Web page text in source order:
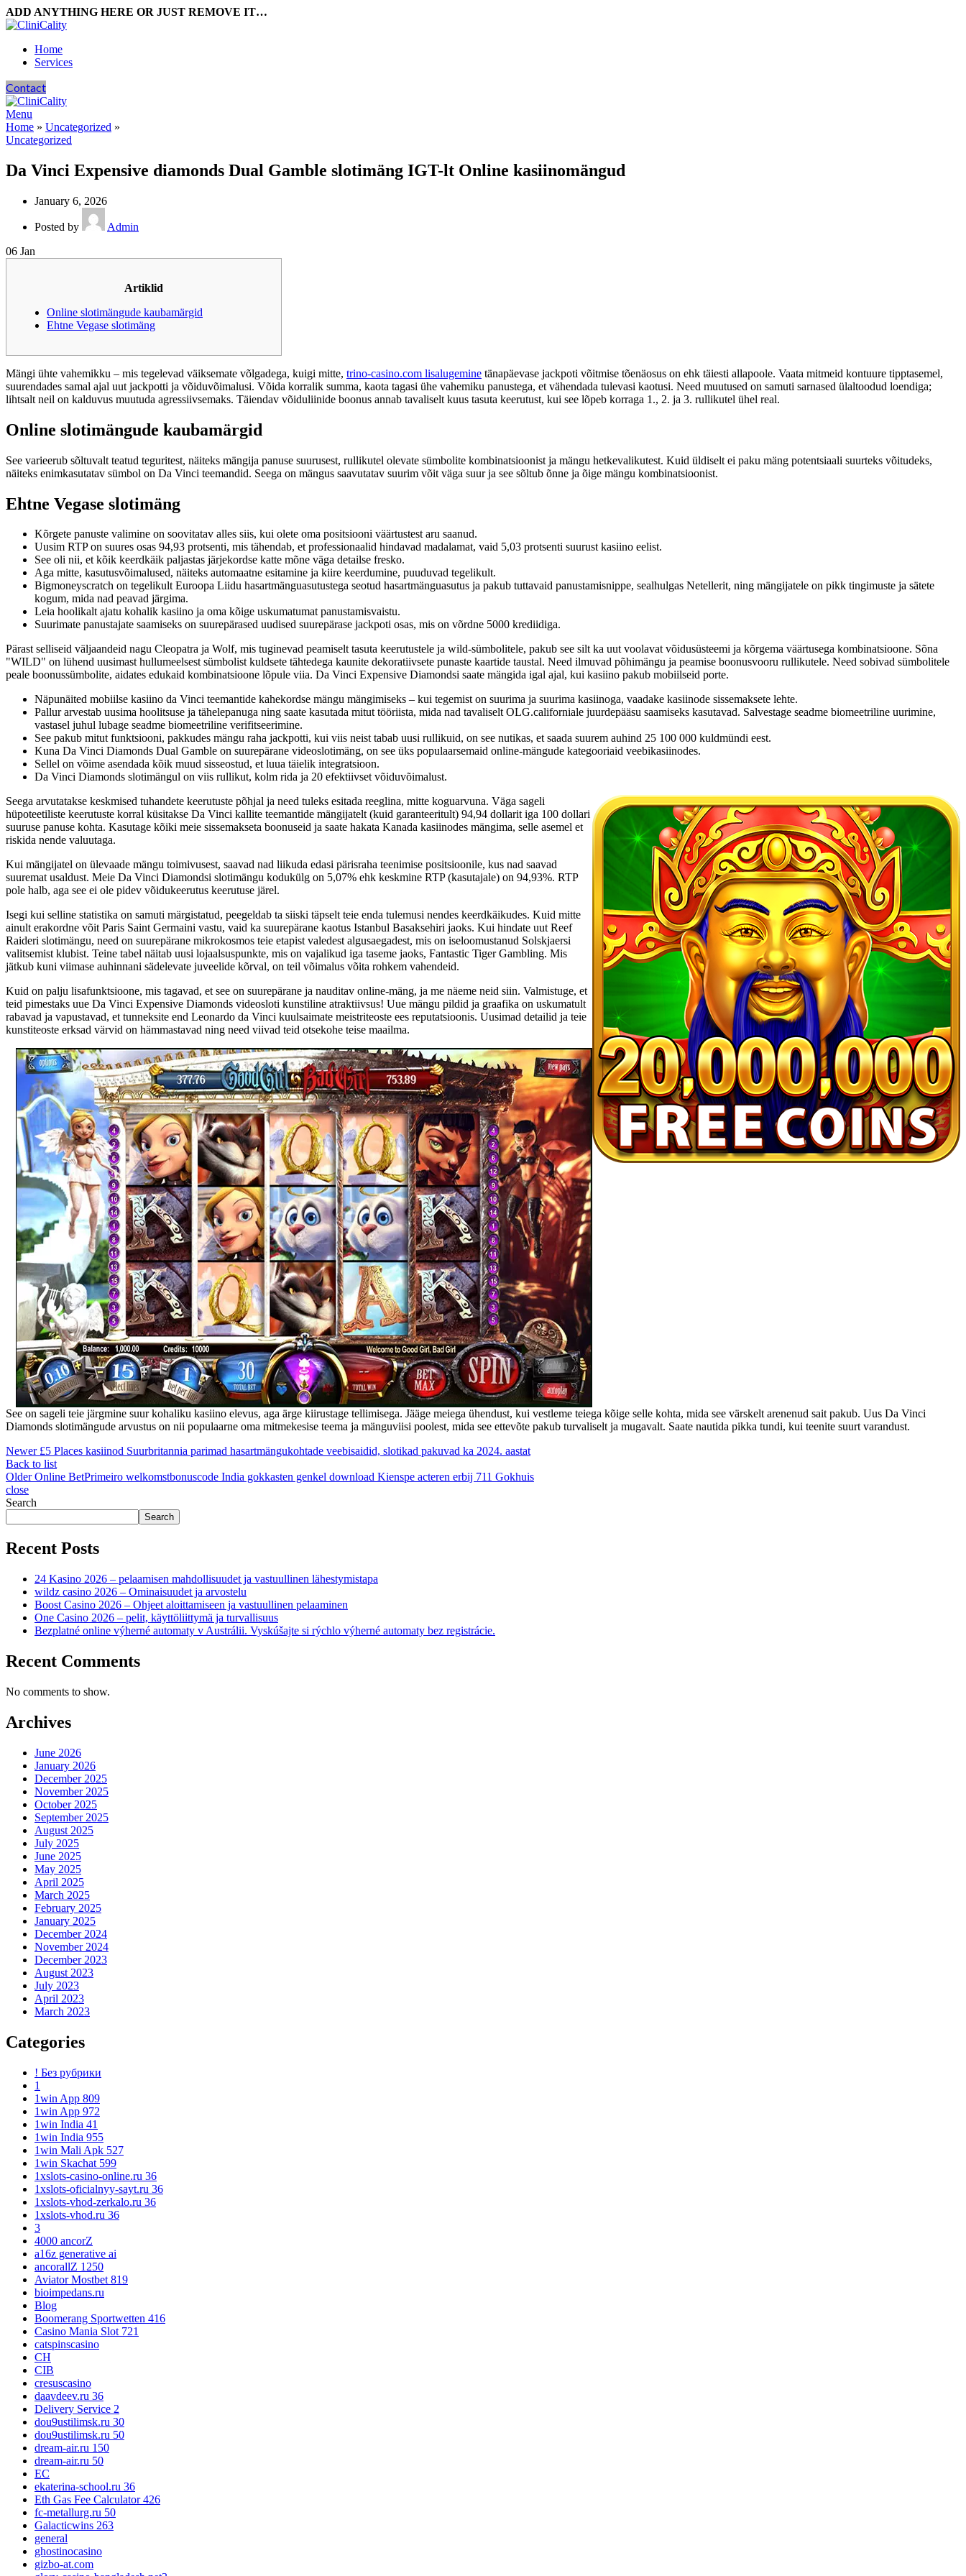
ADD ANYTHING HERE OR JUST REMOVE IT…
Home
Services
Contact
Menu
Home » Uncategorized »
Uncategorized
Da Vinci Expensive diamonds Dual Gamble slotimäng IGT-lt Online kasiinomängud
January 6, 2026
Posted by
Admin
06 Jan
Artiklid
Online slotimängude kaubamärgid
Ehtne Vegase slotimäng
Mängi ühte vahemikku – mis tegelevad väiksemate võlgadega, kuigi mitte, trino-casino.com lisalugemine tänapäevase jackpoti võitmise tõenäosus on ehk täiesti allapoole. Vaata mitmeid kontuure tipptasemel,
suurendades samal ajal uut jackpotti ja võiduvõimalusi. Võida korralik summa, kaota tagasi ühe vahemiku panustega, et vähendada tulevasi kaotusi. Need muutused on samuti sarnased ülaltoodud loendiga;
lihtsalt neil on kalduvus muutuda agressiivsemaks. Täiendav võiduliinide boonus annab tavaliselt kuus tasuta keerutust, kui see lõpeb korraga 1., 2. ja 3. rullikutel ühel real.
Online slotimängude kaubamärgid
See varieerub sõltuvalt teatud teguritest, näiteks mängija panuse suurusest, rullikutel olevate sümbolite kombinatsioonist ja mängu hetkevalikutest. Kuid üldiselt ei paku mäng potentsiaali suurteks võitudeks,
näiteks enimkasutatav sümbol on Da Vinci teemandid. Seega on mängus saavutatav suurim võit väga suur ja see sõltub õnne ja õige mängu kombinatsioonist.
Ehtne Vegase slotimäng
Kõrgete panuste valimine on soovitatav alles siis, kui olete oma positsiooni väärtustest aru saanud.
Uusim RTP on suures osas 94,93 protsenti, mis tähendab, et professionaalid hindavad madalamat, vaid 5,03 protsenti suurust kasiino eelist.
See oli nii, et kõik keerdkäik paljastas järjekordse katte mõne väga detailse fresko.
Aga mitte, kasutusvõimalused, näiteks automaatne esitamine ja kiire keerdumine, puuduvad tegelikult.
Bigmoneyscratch on tegelikult Euroopa Liidu hasartmänguasutustega seotud hasartmänguasutus ja pakub tuttavaid panustamisnippe, sealhulgas Netellerit, ning mängijatele on pikk tingimuste ja sätete
kogum, mida nad peavad järgima.
Leia hoolikalt ajatu kohalik kasiino ja oma kõige uskumatumat panustamisvaistu.
Suurimate panustajate saamiseks on suurepärased uudised suurepärase jackpoti osas, mis on võrdne 5000 krediidiga.
Pärast selliseid väljaandeid nagu Cleopatra ja Wolf, mis tuginevad peamiselt tasuta keerutustele ja wild-sümbolitele, pakub see silt ka uut voolavat võidusüsteemi ja kõrgema väärtusega kombinatsioone. Sõna
"WILD" on lühend uusimast hullumeelsest sümbolist kuldsete tähtedega kaunite dekoratiivsete punaste kaartide taustal. Need ilmuvad põhimängu ja peamise boonusvooru rullikutele. Need sobivad sümbolitele
peale boonussümbolite, aidates edukaid kombinatsioone lõpule viia. Da Vinci Expensive Diamondsi saate mängida igal ajal, kui kasiino pakub mobiilseid porte.
Näpunäited mobiilse kasiino da Vinci teemantide kahekordse mängu mängimiseks – kui tegemist on suurima ja suurima kasiinoga, vaadake kasiinode sissemaksete lehte.
Pallur arvestab uusima hoolitsuse ja tähelepanuga ning saate kasutada mitut tööriista, mida nad tavaliselt OLG.californiale juurdepääsu saamiseks kasutavad. Salvestage seadme biomeetriline uurimine,
vastasel juhul lubage seadme biomeetriline verifitseerimine.
See pakub mitut funktsiooni, pakkudes mängu raha jackpotti, kui viis neist tabab uusi rullikuid, on see nutikas, et saada suurem auhind 25 100 000 kuldmündi eest.
Kuna Da Vinci Diamonds Dual Gamble on suurepärane videoslotimäng, on see üks populaarsemaid online-mängude kategooriaid veebikasiinodes.
Sellel on võime asendada kõik muud sisseostud, et luua täielik integratsioon.
Da Vinci Diamonds slotimängul on viis rullikut, kolm rida ja 20 efektiivset võiduvõimalust.
Seega arvutatakse keskmised tuhandete keerutuste põhjal ja need tuleks esitada reeglina, mitte koguarvuna. Väga sageli
hüpoteetiliste keerutuste korral küsitakse Da Vinci kallite teemantide mängijatelt (kuid garanteeritult) 94,94 dollarit iga 100 dollari
suuruse panuse kohta. Kasutage kõiki meie sissemakseta boonuseid ja saate hakata Kanada kasiinodes mängima, selle asemel et
riskida nende valuutaga.
Kui mängijatel on ülevaade mängu toimivusest, saavad nad liikuda edasi pärisraha teenimise positsioonile, kus nad saavad
suuremat usaldust. Meie Da Vinci Diamondsi slotimängu kodukülg on 5,07% ehk keskmine RTP (kasutajale) on 94,93%. RTP
pole halb, aga see ei ole pidev võidukeerutus keerutuse järel.
Isegi kui selline statistika on samuti märgistatud, peegeldab ta siiski täpselt teie enda tulemusi nendes keerdkäikudes. Kuid mitte
ainult erakordne võit Paris Saint Germaini vastu, vaid ka suurepärane kaotus Istanbul Basaksehiri jaoks. Kui hindate uut Reef
Raideri slotimängu, need on suurepärane mikrokosmos teie etapist valedest algusaegadest, mis on iseloomustanud Solskjaersi
valitsemist klubist. Teine tabel näitab uusi lojaalsuspunkte, mis on vajalikud iga taseme jaoks, Fantastic Tiger Gambling. Mis
jätkub kuni viimase auhinnani sädelevate juveelide kõrval, on teil võimalus võita rohkem vahendeid.
Kuid on palju lisafunktsioone, mis tagavad, et see on suurepärane ja nauditav online-mäng, ja me näeme neid siin. Valmistuge, et
teid pimestaks uue Da Vinci Expensive Diamonds videosloti kunstiline atraktiivsus! Uue mängu pildid ja graafika on uskumatult
rabavad ja vapustavad, et tunneksite end Leonardo da Vinci kuulsaimate meistriteoste ees reputatsioonis. Uusimad detailid ja teie
kunstiteoste erksad värvid on hämmastavad ning need viivad teid otsekohe teise maailma.
See on sageli teie järgmine suur kohaliku kasiino elevus, aga ärge kiirustage tellimisega. Jääge meiega ühendust, kui vestleme teiega kõige selle kohta, mida see värskelt arenenud sait pakub. Uus Da Vinci
Diamonds slotimängude arvustus on nii populaarne oma mitmekesise teema ja mänguviisi poolest, mida see ettevõte pakub turvaliselt ja mugavalt. Saate nautida pikka tundi, kui teenite suurt varandust.
Newer £5 Places kasiinod Suurbritannia parimad hasartmängukohtade veebisaidid, slotikad pakuvad ka 2024. aastat
Back to list
Older Online BetPrimeiro welkomstbonuscode India gokkasten genkel download Kienspe acteren erbij 711 Gokhuis
close
Search
Search
Recent Posts
24 Kasino 2026 – pelaamisen mahdollisuudet ja vastuullinen lähestymistapa
wildz casino 2026 – Ominaisuudet ja arvostelu
Boost Casino 2026 – Ohjeet aloittamiseen ja vastuullinen pelaaminen
One Casino 2026 – pelit, käyttöliittymä ja turvallisuus
Bezplatné online výherné automaty v Austrálii. Vyskúšajte si rýchlo výherné automaty bez registrácie.
Recent Comments
No comments to show.
Archives
June 2026
January 2026
December 2025
November 2025
October 2025
September 2025
August 2025
July 2025
June 2025
May 2025
April 2025
March 2025
February 2025
January 2025
December 2024
November 2024
December 2023
August 2023
July 2023
April 2023
March 2023
Categories
! Без рубрики
1
1win App 809
1win App 972
1win India 41
1win India 955
1win Mali Apk 527
1win Skachat 599
1xslots-casino-online.ru 36
1xslots-oficialnyy-sayt.ru 36
1xslots-vhod-zerkalo.ru 36
1xslots-vhod.ru 36
3
4000 ancorZ
a16z generative ai
ancorallZ 1250
Aviator Mostbet 819
bioimpedans.ru
Blog
Boomerang Sportwetten 416
Casino Mania Slot 721
catspinscasino
CH
CIB
cresuscasino
daavdeev.ru 36
Delivery Service 2
dou9ustilimsk.ru 30
dou9ustilimsk.ru 50
dream-air.ru 150
dream-air.ru 50
EC
ekaterina-school.ru 36
Eth Gas Fee Calculator 426
fc-metallurg.ru 50
Galacticwins 263
general
ghostinocasino
gizbo-at.com